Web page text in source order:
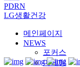
PDRN
LG생활건강
메인페이지
NEWS
포커스
마케팅